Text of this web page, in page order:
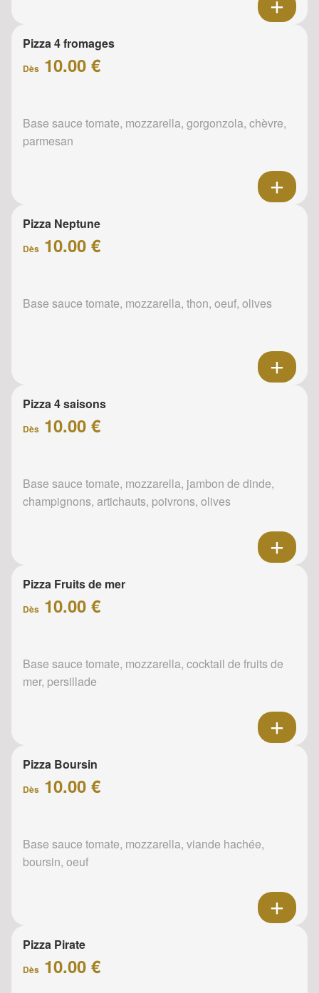
Pizza 4 fromages
Dès 10.00 €
Base sauce tomate, mozzarella, gorgonzola, chèvre,
parmesan
Pizza Neptune
Dès 10.00 €
Base sauce tomate, mozzarella, thon, oeuf, olives
Pizza 4 saisons
Dès 10.00 €
Base sauce tomate, mozzarella, jambon de dinde,
champignons, artichauts, poivrons, olives
Pizza Fruits de mer
Dès 10.00 €
Base sauce tomate, mozzarella, cocktail de fruits de
mer, persillade
Pizza Boursin
Dès 10.00 €
Base sauce tomate, mozzarella, viande hachée,
boursin, oeuf
Pizza Pirate
Dès 10.00 €